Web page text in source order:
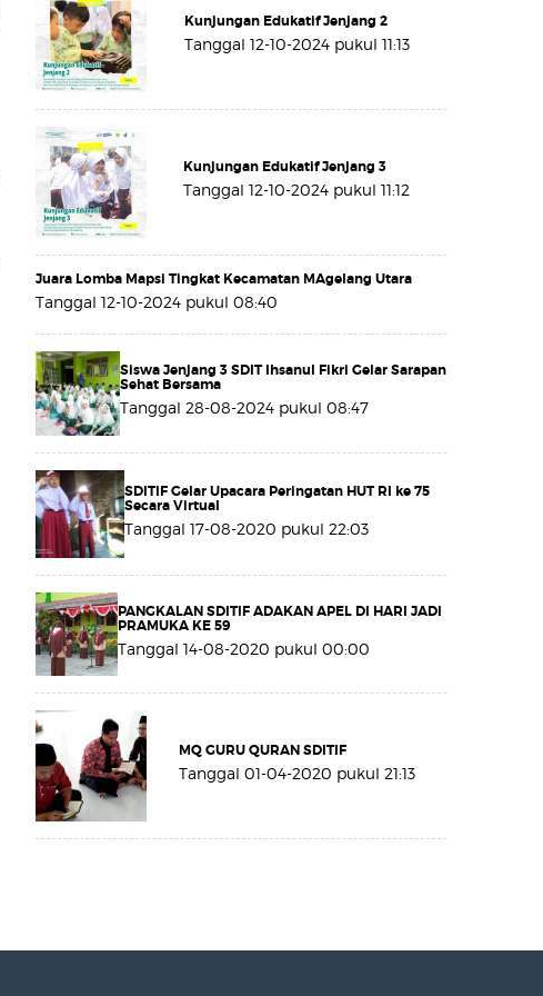
Kunjungan Edukatif Jenjang 2
Tanggal 12-10-2024 pukul 11:13
Kunjungan Edukatif Jenjang 3
Tanggal 12-10-2024 pukul 11:12
Juara Lomba Mapsi Tingkat Kecamatan MAgelang Utara
Tanggal 12-10-2024 pukul 08:40
Siswa Jenjang 3 SDIT Ihsanul Fikri Gelar Sarapan
Sehat Bersama
Tanggal 28-08-2024 pukul 08:47
SDITIF Gelar Upacara Peringatan HUT RI ke 75
Secara Virtual
Tanggal 17-08-2020 pukul 22:03
PANGKALAN SDITIF ADAKAN APEL DI HARI JADI
PRAMUKA KE 59
Tanggal 14-08-2020 pukul 00:00
MQ GURU QURAN SDITIF
Tanggal 01-04-2020 pukul 21:13